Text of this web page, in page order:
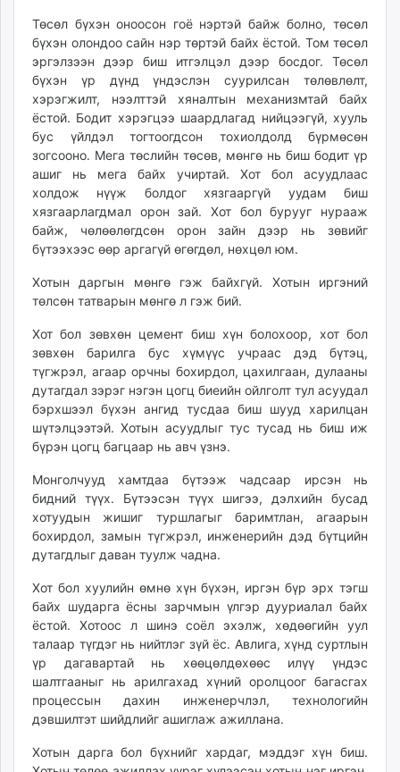
Төсөл бүхэн оноосон гоё нэртэй байж болно, төсөл
бүхэн олондоо сайн нэр төртэй байх ёстой. Том төсөл
эргэлзээн дээр биш итгэлцэл дээр босдог. Төсөл
бүхэн үр дүнд үндэслэн суурилсан төлөвлөлт,
хэрэгжилт, нээлттэй хяналтын механизмтай байх
ёстой. Бодит хэрэгцээ шаардлагад нийцээгүй, хууль
бус үйлдэл тогтоогдсон тохиолдолд бүрмөсөн
зогсооно. Мега төслийн төсөв, мөнгө нь биш бодит үр
ашиг нь мега байх учиртай. Хот бол асуудлаас
холдож нүүж болдог хязгааргүй уудам биш
хязгаарлагдмал орон зай. Хот бол бурууг нурааж
байж, чөлөөлөгдсөн орон зайн дээр нь зөвийг
бүтээхээс өөр аргагүй өгөгдөл, нөхцөл юм.
Хотын даргын мөнгө гэж байхгүй. Хотын иргэний
төлсөн татварын мөнгө л гэж бий.
Хот бол зөвхөн цемент биш хүн болохоор, хот бол
зөвхөн барилга бус хүмүүс учраас дэд бүтэц,
түгжрэл, агаар орчны бохирдол, цахилгаан, дулааны
дутагдал зэрэг нэгэн цогц биеийн ойлголт тул асуудал
бэрхшээл бүхэн ангид тусдаа биш шууд харилцан
шүтэлцээтэй. Хотын асуудлыг тус тусад нь биш иж
бүрэн цогц багцаар нь авч үзнэ.
Монголчууд хамтдаа бүтээж чадсаар ирсэн нь
бидний түүх. Бүтээсэн түүх шигээ, дэлхийн бусад
хотуудын жишиг туршлагыг баримтлан, агаарын
бохирдол, замын түгжрэл, инженерийн дэд бүтцийн
дутагдлыг даван туулж чадна.
Хот бол хуулийн өмнө хүн бүхэн, иргэн бүр эрх тэгш
байх шударга ёсны зарчмын үлгэр дууриалал байх
ёстой. Хотоос л шинэ соёл эхэлж, хөдөөгийн уул
талаар түгдэг нь нийтлэг зүй ёс. Авлига, хүнд суртлын
үр дагавартай нь хөөцөлдөхөөс илүү үндэс
шалтгааныг нь арилгахад хүний оролцоог багасгах
процессын дахин инженерчлэл, технологийн
дэвшилтэт шийдлийг ашиглаж ажиллана.
Хотын дарга бол бүхнийг хардаг, мэддэг хүн биш.